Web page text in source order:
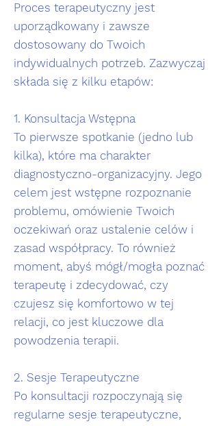
Proces terapeutyczny jest
uporządkowany i zawsze
dostosowany do Twoich
indywidualnych potrzeb. Zazwyczaj
składa się z kilku etapów:
1. Konsultacja Wstępna
To pierwsze spotkanie (jedno lub
kilka), które ma charakter
diagnostyczno-organizacyjny. Jego
celem jest wstępne rozpoznanie
problemu, omówienie Twoich
oczekiwań oraz ustalenie celów i
zasad współpracy. To również
moment, abyś mógł/mogła poznać
terapeutę i zdecydować, czy
czujesz się komfortowo w tej
relacji, co jest kluczowe dla
powodzenia terapii.
2. Sesje Terapeutyczne
Po konsultacji rozpoczynają się
regularne sesje terapeutyczne,